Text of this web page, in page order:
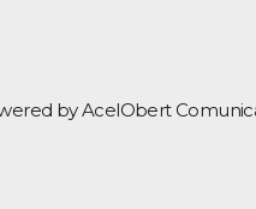
by AcelObert